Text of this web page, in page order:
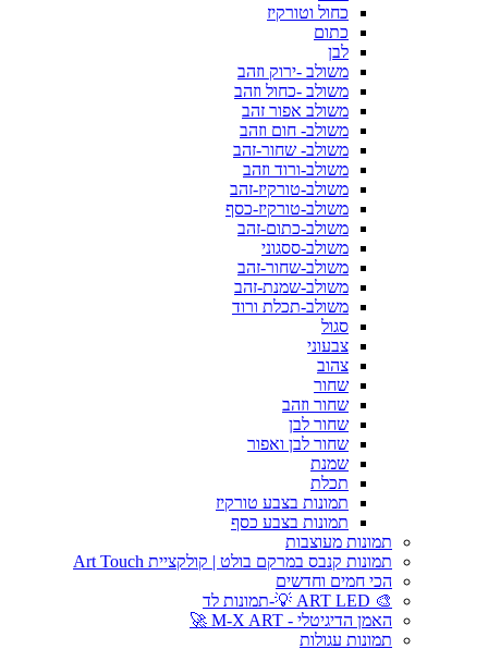
כחול וטורקיז
כתום
לבן
משולב -ירוק וזהב
משולב -כחול וזהב
משולב אפור זהב
משולב- חום וזהב
משולב- שחור-זהב
משולב-ורוד וזהב
משולב-טורקיז-זהב
משולב-טורקיז-כסף
משולב-כתום-זהב
משולב-ססגוני
משולב-שחור-זהב
משולב-שמנת-זהב
משולב-תכלת ורוד
סגול
צבעוני
צהוב
שחור
שחור וזהב
שחור לבן
שחור לבן ואפור
שמנת
תכלת
תמונות בצבע טורקיז
תמונות בצבע כסף
תמונות מעוצבות
תמונות קנבס במרקם בולט | קולקציית Art Touch
הכי חמים וחדשים
🎨 ART LED 💡-תמונות לד
האמן הדיגיטלי - M-X ART 🚀
תמונות עגולות